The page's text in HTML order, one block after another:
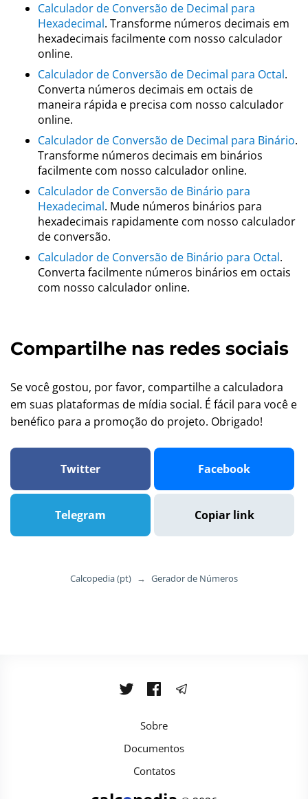
Calculador de Conversão de Decimal para
Hexadecimal. Transforme números decimais em
hexadecimais facilmente com nosso calculador
online.
Calculador de Conversão de Decimal para Octal.
Converta números decimais em octais de
maneira rápida e precisa com nosso calculador
online.
Calculador de Conversão de Decimal para Binário.
Transforme números decimais em binários
facilmente com nosso calculador online.
Calculador de Conversão de Binário para
Hexadecimal. Mude números binários para
hexadecimais rapidamente com nosso calculador
de conversão.
Calculador de Conversão de Binário para Octal.
Converta facilmente números binários em octais
com nosso calculador online.
Compartilhe nas redes sociais
Se você gostou, por favor, compartilhe a calculadora
em suas plataformas de mídia social. É fácil para você e
benéfico para a promoção do projeto. Obrigado!
Twitter Facebook
Telegram Copiar link
Calcopedia (pt) → Gerador de Números
Sobre
Documentos
Contatos